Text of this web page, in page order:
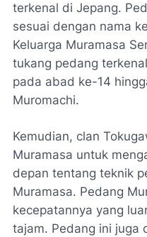
terkenal di Jepang.
sesuai dengan nama
Keluarga Muramasa
tukang pedang
pada abad ke-14
Muromachi.
Kemudian, clan
Muramasa untuk
depan tentang teknik
Muramasa. Pedang
kecepatannya yang
tajam. Pedang ini juga